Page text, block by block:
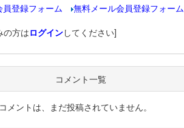
員登録フォーム
無料メール会員登録フォーム
方はログインしてください]
コメント一覧
メントは、まだ投稿されていません。